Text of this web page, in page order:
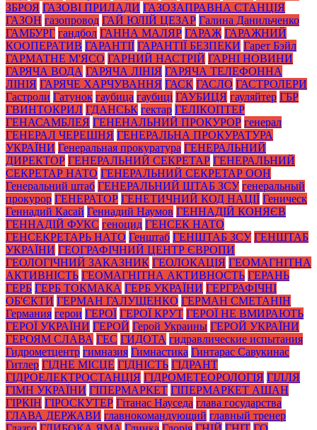
ЗБРОЯ ГАЗОВІ ПРИЛАДИ ГАЗОЗАПРАВНА СТАНЦІЯ
ГАЗОН газопровод ГАЙ ЮЛІЙ ЦЕЗАР Галина Данильченко
ГАМБУРГ гандбол ГАННА МАЛЯР ГАРАЖ ГАРАЖНИЙ
КООПЕРАТИВ ГАРАНТІЇ ГАРАНТІЇ БЕЗПЕКИ Гарет Бэйл
ГАРМАТНЕ М'ЯСО ГАРНИЙ НАСТРІЙ ГАРНІ НОВИНИ
ГАРЯЧА ВОДА ГАРЯЧА ЛІНІЯ ГАРЯЧА ТЕЛЕФОННА
ЛІНІЯ ГАРЯЧЕ ХАРЧУВАННЯ ГАСК ГАСЛО ГАСТРОЛЕРИ
Гастроли Гатунок гаубица гаубиці ГАУБИЦЯ гауляйтер ГБР
ГВИНТОКРИЛ ГДАНСЬК гектар ГЕЛІКОПТЕР
ГЕНАСАМБЛЕЯ ГЕНЕНАЛЬНИЙ ПРОКУРОР генерал
ГЕНЕРАЛ ЧЕРЕШНЯ ГЕНЕРАЛЬНА ПРОКУРАТУРА
УКРАЇНИ Генеральная прокуратура ГЕНЕРАЛЬНИЙ
ДИРЕКТОР ГЕНЕРАЛЬНИЙ СЕКРЕТАР ГЕНЕРАЛЬНИЙ
СЕКРЕТАР НАТО ГЕНЕРАЛЬНИЙ СЕКРЕТАР ООН
Генеральний штаб ГЕНЕРАЛЬНИЙ ШТАБ ЗСУ генеральный
прокурор ГЕНЕРАТОР ГЕНЕТИЧНИЙ КОД НАЦІЇ Геническ
Геннадий Касай Геннадий Наумов ГЕННАДІЙ КОНЯЄВ
ГЕННАДІЙ ФУКС геноцид ГЕНСЕК НАТО
ГЕНСЕКРЕТАРЬ НАТО Генштаб ГЕНШТАБ ЗСУ ГЕНШТАБ
УКРАЇНИ ГЕОГРАФІЧНИЙ ЦЕНТР ЄВРОПИ
ГЕОЛОГІЧНИЙ ЗАКАЗНИК ГЕОЛОКАЦІЯ ГЕОМАГНІТНА
АКТИВНІСТЬ ГЕОМАГНІТНА АКТИВНОСТЬ ГЕРАНЬ
ГЕРБ ГЕРБ ТОКМАКА ГЕРБ УКРАЇНИ ГЕРГРАФІЧНІ
ОБ'ЄКТИ ГЕРМАН ГАЛУЩЕНКО ГЕРМАН СМЕТАНІН
Германия герои ГЕРОЇ ГЕРОЇ КРУТ ГЕРОЇ НЕ ВМИРАЮТЬ
ГЕРОЇ УКРАЇНИ ГЕРОЙ Герой Украины ГЕРОЙ УКРАЇНИ
ГЕРОЯМ СЛАВА ГЕС ГИДОТА гидравлические испытания
Гидрометцентр гимназия Гимнастика Гинтарас Савукинас
Гитлер ГІДНЕ МІСЦЕ ГІДНІСТЬ ГІДРАНТ
ГІДРОЕЛЕКТРОСТАНЦІЯ ГІДРОМЕТЕОРОЛОГІЯ ГІЛЛЯ
ГІМН УКРАЇНИ ГІПЕРМАРКЕТ ГІПЕРМАРКЕТ АШАН
ГІРКІН ГІРОСКУТЕР Гітанас Науседа глава государства
ГЛАВА ДЕРЖАВИ главнокомандующий главный тренер